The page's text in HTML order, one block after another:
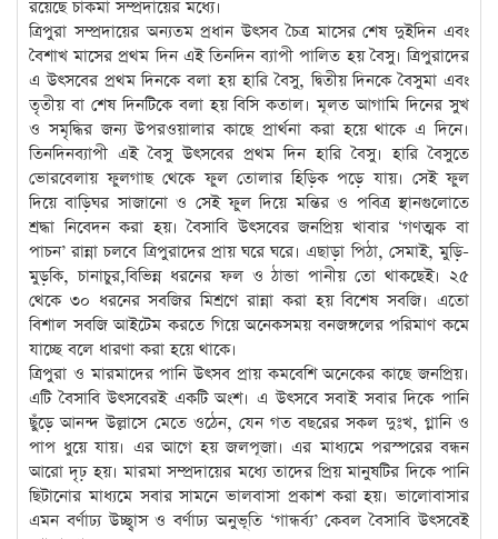
রয়েছে চাকমা সম্প্রদায়ের মধ্যে।
ত্রিপুরা সম্প্রদায়ের অন্যতম প্রধান উৎসব চৈত্র মাসের শেষ দুইদিন এবং
বৈশাখ মাসের প্রথম দিন এই তিনদিন ব্যাপী পালিত হয় বৈসু। ত্রিপুরাদের
এ উৎসবের প্রথম দিনকে বলা হয় হারি বৈসু, দ্বিতীয় দিনকে বৈসুমা এবং
তৃতীয় বা শেষ দিনটিকে বলা হয় বিসি কতাল। মূলত আগামি দিনের সুখ
ও সমৃদ্ধির জন্য উপরওয়ালার কাছে প্রার্থনা করা হয়ে থাকে এ দিনে।
তিনদিনব্যাপী এই বৈসু উৎসবের প্রথম দিন হারি বৈসু। হারি বৈসুতে
ভোরবেলায় ফুলগাছ থেকে ফুল তোলার হিড়িক পড়ে যায়। সেই ফুল
দিয়ে বাড়িঘর সাজানো ও সেই ফুল দিয়ে মন্তির ও পবিত্র স্থানগুলোতে
শ্রদ্ধা নিবেদন করা হয়। বৈসাবি উৎসবের জনপ্রিয় খাবার ‘গণত্মক বা
পাচন’ রান্না চলবে ত্রিপুরাদের প্রায় ঘরে ঘরে। এছাড়া পিঠা, সেমাই, মুড়ি-
মুড়কি, চানাচুর,বিভিন্ন ধরনের ফল ও ঠান্ডা পানীয় তো থাকছেই। ২৫
থেকে ৩০ ধরনের সবজির মিশ্রণে রান্না করা হয় বিশেষ সবজি। এতো
বিশাল সবজি আইটেম করতে গিয়ে অনেকসময় বনজঙ্গলের পরিমাণ কমে
যাচ্ছে বলে ধারণা করা হয়ে থাকে।
ত্রিপুরা ও মারমাদের পানি উৎসব প্রায় কমবেশি অনেকের কাছে জনপ্রিয়।
এটি বৈসাবি উৎসবেরই একটি অংশ। এ উৎসবে সবাই সবার দিকে পানি
ছুঁড়ে আনন্দ উল্লাসে মেতে ওঠেন, যেন গত বছরের সকল দুঃখ, গ্লানি ও
পাপ ধুয়ে যায়। এর আগে হয় জলপূজা। এর মাধ্যমে পরস্পরের বন্ধন
আরো দৃঢ় হয়। মারমা সম্প্রদায়ের মধ্যে তাদের প্রিয় মানুষটির দিকে পানি
ছিটানোর মাধ্যমে সবার সামনে ভালবাসা প্রকাশ করা হয়। ভালোবাসার
এমন বর্ণাঢ্য উচ্ছ্বাস ও বর্ণাঢ্য অনুভূতি ‘গান্ধর্ব্য’ কেবল বৈসাবি উৎসবেই